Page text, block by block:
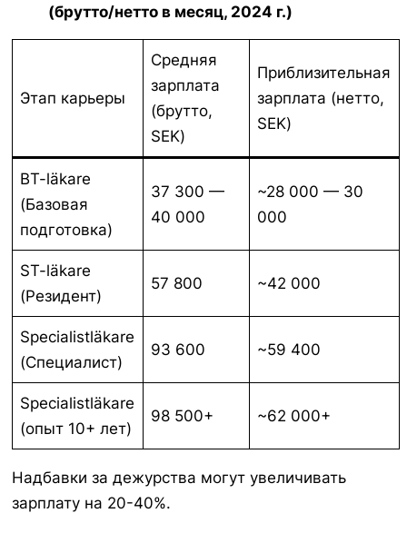
(брутто/нетто в месяц, 2024 г.)
Этап карьеры
Средняя
зарплата
(брутто,
SEK)
Приблизительная
зарплата (нетто,
SEK)
BT-läkare
(Базовая
подготовка)
37 300 —
40 000
~28 000 — 30
000
ST-läkare
(Резидент)
57 800 ~42 000
Specialistläkare
(Специалист)
93 600 ~59 400
Specialistläkare
(опыт 10+ лет)
98 500+ ~62 000+
Надбавки за дежурства могут увеличивать
зарплату на 20-40%.